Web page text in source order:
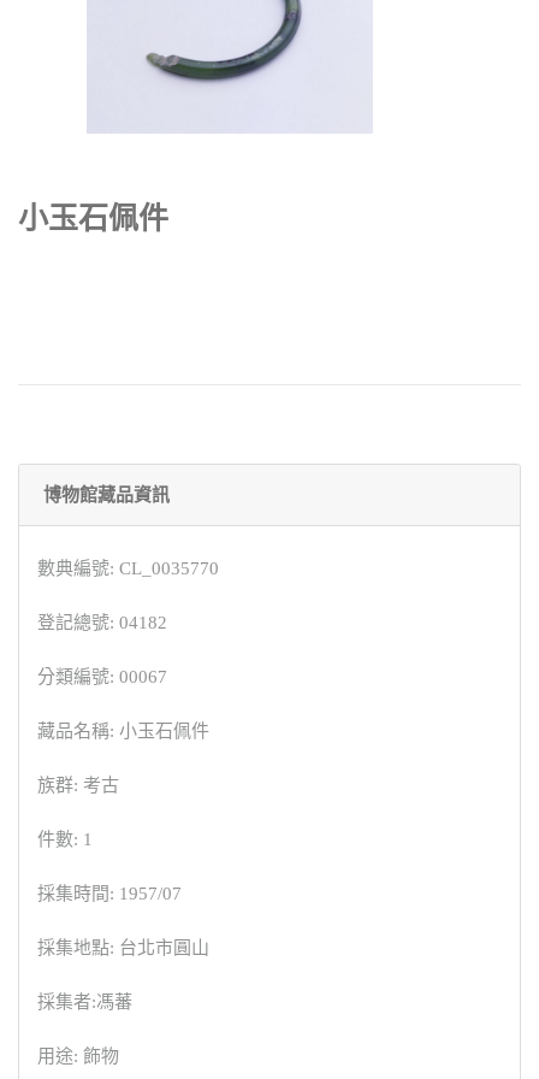
小玉石佩件
博物館藏品資訊
數典編號: CL_0035770
登記總號: 04182
分類編號: 00067
藏品名稱: 小玉石佩件
族群: 考古
件數: 1
採集時間: 1957/07
採集地點: 台北市圓山
採集者:馮蕃
用途: 飾物